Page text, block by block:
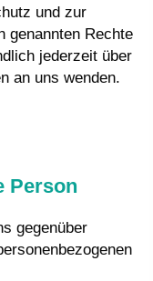
und zur
genannten Rechte
jederzeit über
an uns wenden.
Person
gegenüber